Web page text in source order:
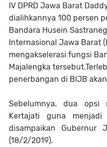
IV DPRD Jawa Barat
dialihkannya 100 persen
Bandara Husein
Internasional Jawa Barat
mengakselerasi fungsi
Majalengka tersebut.
penerbangan di BIJB
Sebelumnya, dua opsi
Kertajati guna
disampaikan Gubernur
(18/2/2019).